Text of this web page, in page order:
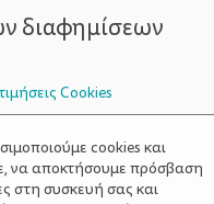
ΣΥΜΒΟΥΛΟΙ
διαφημίσεων
Cookies
cookies και
να αποκτήσουμε πρόσβαση
στη συσκευή σας και